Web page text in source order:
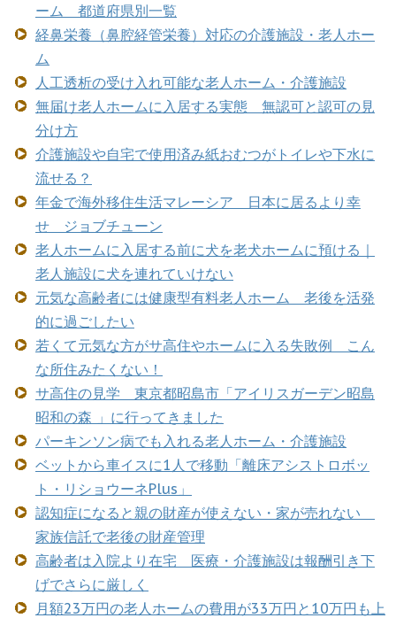
ーム 都道府県別一覧
経鼻栄養（鼻腔経管栄養）対応の介護施設・老人ホー
ム
人工透析の受け入れ可能な老人ホーム・介護施設
無届け老人ホームに入居する実態 無認可と認可の見
分け方
介護施設や自宅で使用済み紙おむつがトイレや下水に
流せる？
年金で海外移住生活マレーシア 日本に居るより幸
せ ジョブチューン
老人ホームに入居する前に犬を老犬ホームに預ける｜
老人施設に犬を連れていけない
元気な高齢者には健康型有料老人ホーム 老後を活発
的に過ごしたい
若くて元気な方がサ高住やホームに入る失敗例 こん
な所住みたくない！
サ高住の見学 東京都昭島市「アイリスガーデン昭島
昭和の森 」に行ってきました
パーキンソン病でも入れる老人ホーム・介護施設
ベットから車イスに1人で移動「離床アシストロボッ
ト・リショウーネPlus」
認知症になると親の財産が使えない・家が売れない
家族信託で老後の財産管理
高齢者は入院より在宅 医療・介護施設は報酬引き下
げでさらに厳しく
月額23万円の老人ホームの費用が33万円と10万円も上